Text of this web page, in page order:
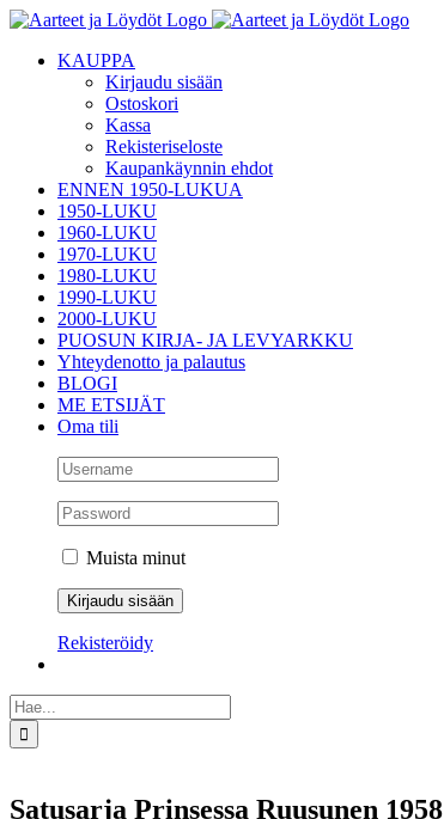
Skip
contentKAUPPA
Kirjaudu sisään
Ostoskori
Kassa
Rekisteriseloste
Kaupankäynnin ehdot
ENNEN 1950-LUKUA
1950-LUKU
1960-LUKU
1970-LUKU
1980-LUKU
1990-LUKU
2000-LUKU
PUOSUN KIRJA- JA LEVYARKKU
Yhteydenotto ja palautus
BLOGI
ME ETSIJÄT
Oma tili
Muista minut
Rekisteröidy
Etsi
...
Satusarja Prinsessa Ruusunen 1958